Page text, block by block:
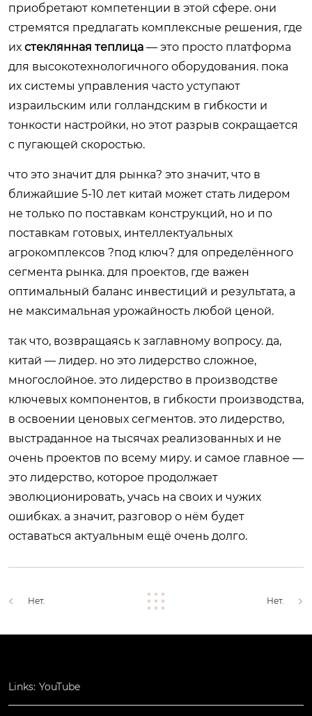
приобретают компетенции в этой сфере. они
стремятся предлагать комплексные решения, где
их стеклянная теплица — это просто платформа
для высокотехнологичного оборудования. пока
их системы управления часто уступают
израильским или голландским в гибкости и
тонкости настройки, но этот разрыв сокращается
с пугающей скоростью.
что это значит для рынка? это значит, что в
ближайшие 5-10 лет китай может стать лидером
не только по поставкам конструкций, но и по
поставкам готовых, интеллектуальных
агрокомплексов ?под ключ? для определённого
сегмента рынка. для проектов, где важен
оптимальный баланс инвестиций и результата, а
не максимальная урожайность любой ценой.
так что, возвращаясь к заглавному вопросу. да,
китай — лидер. но это лидерство сложное,
многослойное. это лидерство в производстве
ключевых компонентов, в гибкости производства,
в освоении ценовых сегментов. это лидерство,
выстраданное на тысячах реализованных и не
очень проектов по всему миру. и самое главное —
это лидерство, которое продолжает
эволюционировать, учась на своих и чужих
ошибках. а значит, разговор о нём будет
оставаться актуальным ещё очень долго.
Нет. Нет.
Links: YouTube